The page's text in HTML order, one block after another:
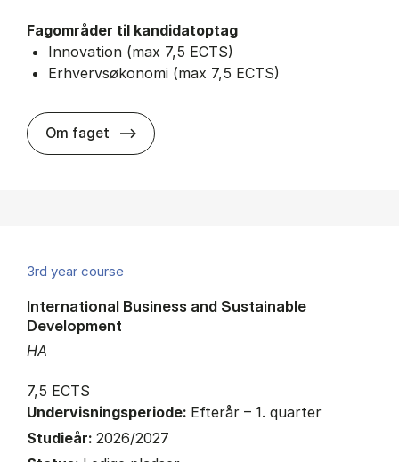
Fagområder til kandidatoptag
Innovation (max 7,5 ECTS)
Erhvervsøkonomi (max 7,5 ECTS)
Om faget about
3rd year course
HA
International Business and Sustainable
Development
7,5 ECTS
Undervisningsperiode: Efterår – 1. quarter
Studieår: 2026/2027